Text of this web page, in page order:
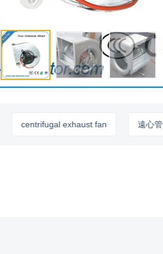
centrifugal exhaust fan 遠心管ファン